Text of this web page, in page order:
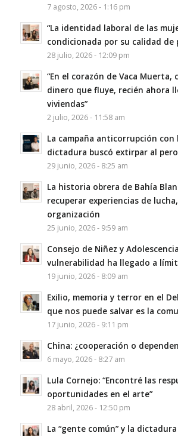
7 agosto, 2026 - 1:16 pm
“La identidad laboral de las
condicionada por su calidad de
28 julio, 2026 - 12:09 pm
“En el corazón de Vaca Muerta,
dinero que fluye, recién ahora
viviendas”
2 julio, 2026 - 11:58 am
La campaña anticorrupción con
dictadura buscó extirpar al
29 junio, 2026 - 8:25 am
La historia obrera de Bahía
recuperar experiencias de
organización
25 junio, 2026 - 9:59 am
Consejo de Niñez y
vulnerabilidad ha llegado a
19 junio, 2026 - 8:09 am
Exilio, memoria y terror en el
que nos puede salvar es la
17 junio, 2026 - 9:11 pm
China: ¿cooperación o
6 mayo, 2026 - 8:27 am
Lula Cornejo: “Encontré las
oportunidades en el arte”
28 abril, 2026 - 12:50 pm
La “gente común” y la